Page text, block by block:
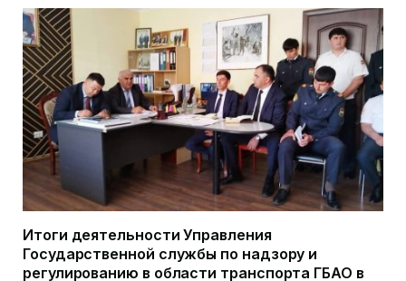
Итоги деятельности Управления
Государственной службы по надзору и
регулированию в области транспорта ГБАО в